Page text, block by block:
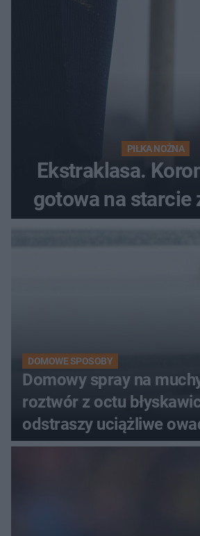
PIŁKA NOŻNA
Ekstraklasa.
gotowa na starcie
DOMOWE SPOSOBY
Domowy spray na
roztwór z octu
odstraszy uciążliwe